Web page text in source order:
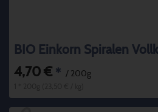
BIO Einkorn Spiralen
4,70 € * / 200g